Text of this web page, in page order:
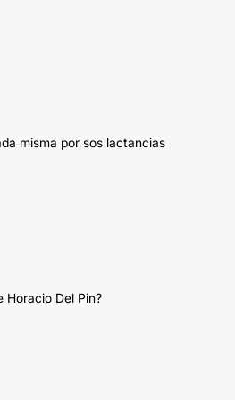
misma por sos lactancias
Horacio Del Pin?